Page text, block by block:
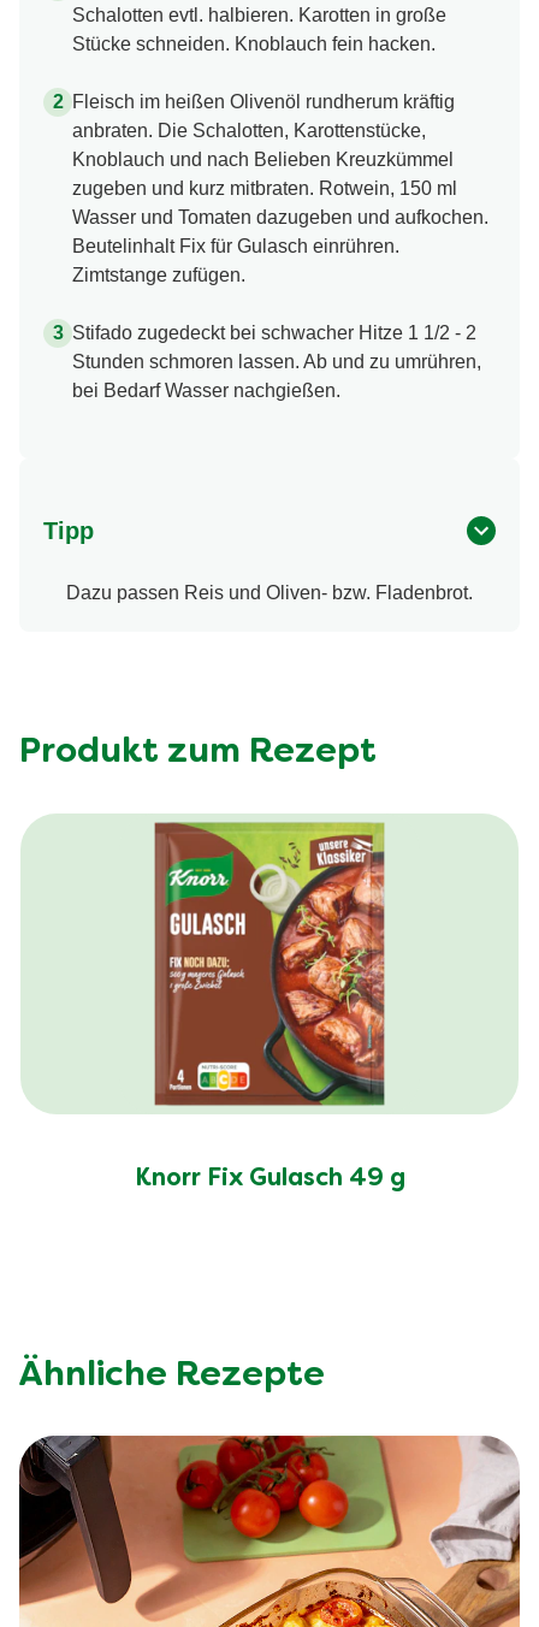
Schalotten evtl. halbieren. Karotten in große
Stücke schneiden. Knoblauch fein hacken.
Fleisch im heißen Olivenöl rundherum kräftig
anbraten. Die Schalotten, Karottenstücke,
Knoblauch und nach Belieben Kreuzkümmel
zugeben und kurz mitbraten. Rotwein, 150 ml
Wasser und Tomaten dazugeben und aufkochen.
Beutelinhalt Fix für Gulasch einrühren.
Zimtstange zufügen.
Stifado zugedeckt bei schwacher Hitze 1 1/2 - 2
Stunden schmoren lassen. Ab und zu umrühren,
bei Bedarf Wasser nachgießen.
Tipp
Dazu passen Reis und Oliven- bzw. Fladenbrot.
Produkt zum Rezept
Knorr Fix Gulasch 49 g
Ähnliche Rezepte